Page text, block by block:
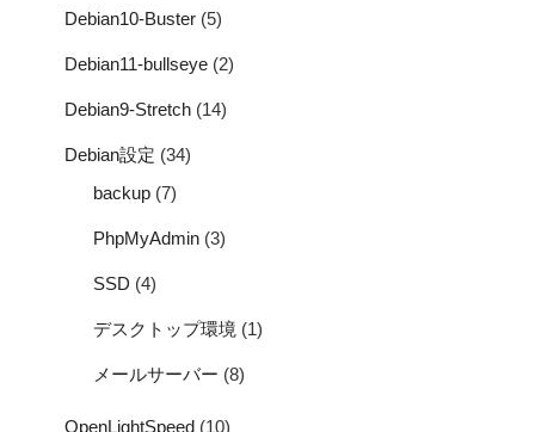
Debian10-Buster (5)
Debian11-bullseye (2)
Debian9-Stretch (14)
Debian設定 (34)
backup (7)
PhpMyAdmin (3)
SSD (4)
デスクトップ環境 (1)
メールサーバー (8)
OpenLightSpeed (10)